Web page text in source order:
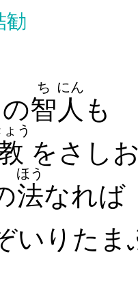
勧
智
ち
人
にん
も
ょう
を​さし
法
ほう
なれば
いり​たま